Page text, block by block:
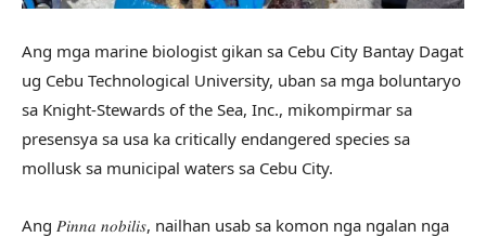
Ang mga marine biologist gikan sa Cebu City Bantay Dagat
ug Cebu Technological University, uban sa mga boluntaryo
sa Knight-Stewards of the Sea, Inc., mikompirmar sa
presensya sa usa ka critically endangered species sa
mollusk sa municipal waters sa Cebu City.
Ang 𝑃𝑖𝑛𝑛𝑎 𝑛𝑜𝑏𝑖𝑙𝑖𝑠, nailhan usab sa komon nga ngalan nga